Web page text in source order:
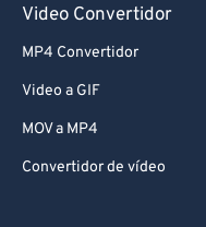
Video Convertidor
MP4 Convertidor
Video a GIF
MOV a MP4
Convertidor de vídeo